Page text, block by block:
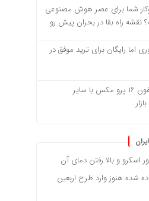
شما برای عصر هوش مصنوعی
نقشه راه بقا در بحران پیش رو
اما رایگان برای ترید موفق در
مقایسه آیفون ۱۶ پرو مکس با سایر
و بالا رفتن دمای آن
داده شده هنوز وارد طرح اربعین